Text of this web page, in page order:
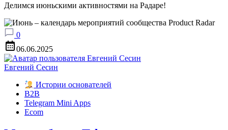
Делимся июньскими активностями на Радаре!
0
06.06.2025
Евгений Сесин
Истории основателей
B2B
Telegram Mini Apps
Ecom